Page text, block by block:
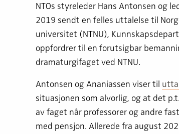
NTOs styreleder Hans Antonsen og
2019 sendt en felles uttalelse til
universitet (NTNU),
oppfordrer til en forutsigbar
dramaturgifaget ved NTNU.
Antonsen og Ananiassen viser til
situasjonen som alvorlig, og at det
av faget når professorer og andre
med pensjon. Allerede fra august